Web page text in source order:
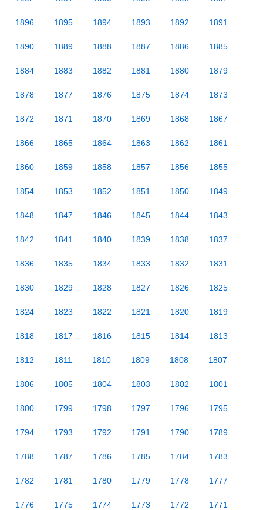
1896 1895 1894 1893 1892 1891
1890 1889 1888 1887 1886 1885
1884 1883 1882 1881 1880 1879
1878 1877 1876 1875 1874 1873
1872 1871 1870 1869 1868 1867
1866 1865 1864 1863 1862 1861
1860 1859 1858 1857 1856 1855
1854 1853 1852 1851 1850 1849
1848 1847 1846 1845 1844 1843
1842 1841 1840 1839 1838 1837
1836 1835 1834 1833 1832 1831
1830 1829 1828 1827 1826 1825
1824 1823 1822 1821 1820 1819
1818 1817 1816 1815 1814 1813
1812 1811 1810 1809 1808 1807
1806 1805 1804 1803 1802 1801
1800 1799 1798 1797 1796 1795
1794 1793 1792 1791 1790 1789
1788 1787 1786 1785 1784 1783
1782 1781 1780 1779 1778 1777
1776 1775 1774 1773 1772 1771